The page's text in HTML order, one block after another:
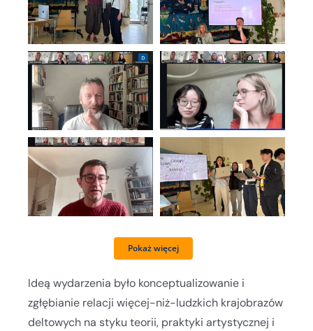
Pokaż więcej
Ideą wydarzenia było konceptualizowanie i
zgłębianie relacji więcej-niż-ludzkich krajobrazów
deltowych na styku teorii, praktyki artystycznej i